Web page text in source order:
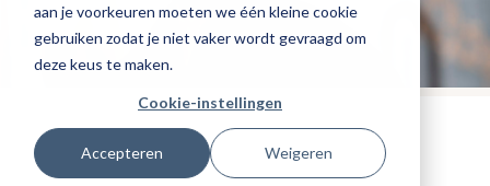
aan je voorkeuren moeten we één kleine cookie
gebruiken zodat je niet vaker wordt gevraagd om
deze keus te maken.
Cookie-instellingen
Accepteren Weigeren
Tags:gijsbregt-brouwer
Gepubliceerd op: 15 februari 2022